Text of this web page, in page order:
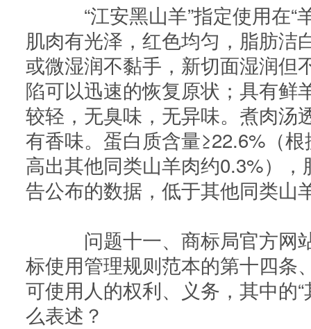
“江安黑山羊”指定使用在“
肌肉有光泽，红色均匀，脂肪洁
或微湿润不黏手，新切面湿润但
陷可以迅速的恢复原状；具有鲜
较轻，无臭味，无异味。煮肉汤
有香味。蛋白质含量≥22.6%（
高出其他同类山羊肉约0.3%）
告公布的数据，低于其他同类山
问题十一、商标局官方网
标使用管理规则范本的第十四条
可使用人的权利、义务，其中的“
么表述？